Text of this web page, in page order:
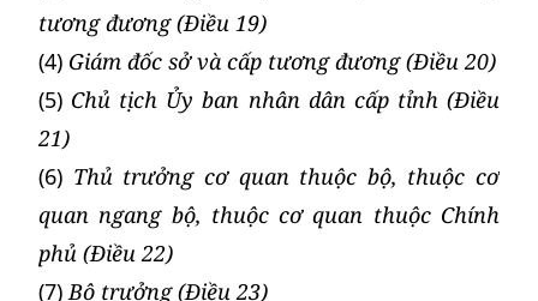
tương đương (Điều 19)
(4) Giám đốc sở và cấp tương đương (Điều 20)
(5) Chủ tịch Ủy ban nhân dân cấp tỉnh (Điều
21)
(6) Thủ trưởng cơ quan thuộc bộ, thuộc cơ
quan ngang bộ, thuộc cơ quan thuộc Chính
phủ (Điều 22)
(7)Bộ trưởng (Điều 23)